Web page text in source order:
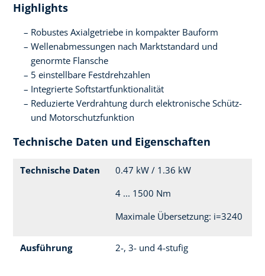
Highlights
Robustes Axialgetriebe in kompakter Bauform
Wellenabmessungen nach Marktstandard und
genormte Flansche
5 einstellbare Festdrehzahlen
Integrierte Softstartfunktionalität
Reduzierte Verdrahtung durch elektronische Schütz-
und Motorschutzfunktion
Technische Daten und Eigenschaften
Technische Daten
0.47 kW / 1.36 kW
4 ... 1500 Nm
Maximale Übersetzung: i=3240
Ausführung 2-, 3- und 4-stufig